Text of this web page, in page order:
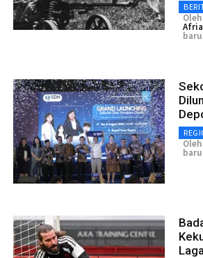
Oleh
baru
Oleh
baru